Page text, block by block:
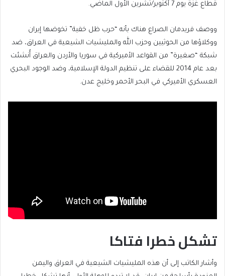
قطاع غزة يوم 7 أكتوبر/تشرين الأول الماضي.
ووصف فريدمان الصراع هناك بأنه “حرب ظل خفية” تخوضها إيران
ووكلاؤها من الحوثيين وحزب الله والمليشيات الشيعية في العراق، ضد
شبكة “صغيرة” من القواعد الأميركية في سوريا والأردن والعراق أُنشئت
بعد عام 2014 للقضاء على تنظيم الدولة الإسلامية، وضد الوجود البحري
العسكري الأميركي في البحر الأحمر وخليج عدن.
تشكل خطرا فتاكا
وأشار الكاتب إلى أن هذه المليشيات الشيعية في العراق واليمن